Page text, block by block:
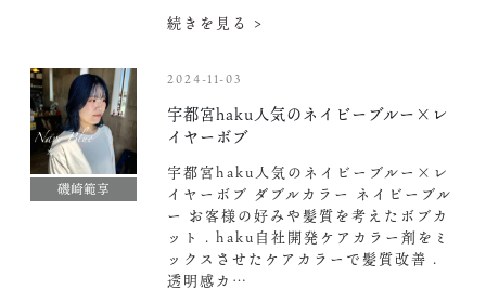
続きを見る >
磯崎範享
2024-11-03
宇都宮haku人気のネイビーブルー×レ
イヤーボブ
宇都宮haku人気のネイビーブルー×レ
イヤーボブ ダブルカラー ネイビーブル
ー お客様の好みや髪質を考えたボブカ
ット . haku自社開発ケアカラー剤をミ
ックスさせたケアカラーで髪質改善 .
透明感カ…